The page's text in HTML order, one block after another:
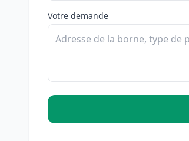
Votre demande